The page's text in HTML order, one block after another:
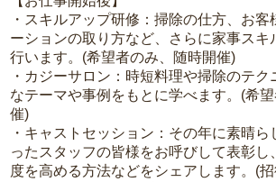
・スキルアップ研修：掃除の仕方、お客
ーションの取り方など、さらに家事スキ
行います。(希望者のみ、随時開催)
・カジーサロン：時短料理や掃除のテク
なテーマや事例をもとに学べます。(希
催)
・キャストセッション：その年に素晴
ったスタッフの皆様をお呼びして表彰し
度を高める方法などをシェアします。(